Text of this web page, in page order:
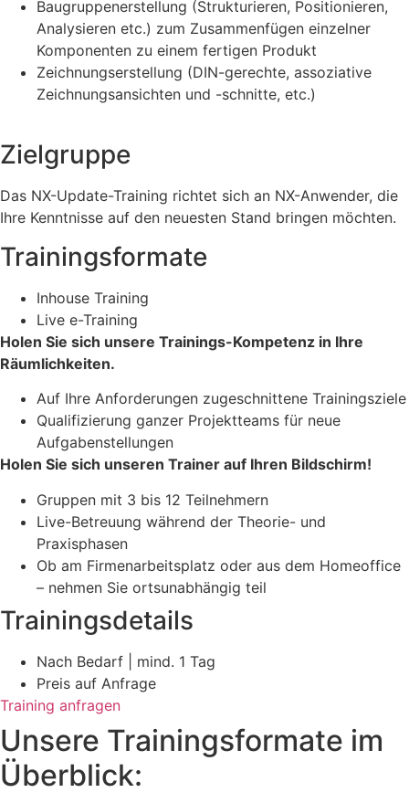
Baugruppenerstellung (Strukturieren, Positionieren,
Analysieren etc.) zum Zusammenfügen einzelner
Komponenten zu einem fertigen Produkt
Zeichnungserstellung (DIN-gerechte, assoziative
Zeichnungsansichten und -schnitte, etc.)
Zielgruppe
Das NX-Update-Training richtet sich an NX-Anwender, die
Ihre Kenntnisse auf den neuesten Stand bringen möchten.
Trainingsformate
Inhouse Training
Live e-Training
Holen Sie sich unsere Trainings-Kompetenz in Ihre
Räumlichkeiten.
Auf Ihre Anforderungen zugeschnittene Trainingsziele
Qualifizierung ganzer Projektteams für neue
Aufgabenstellungen
Holen Sie sich unseren Trainer auf Ihren Bildschirm!
Gruppen mit 3 bis 12 Teilnehmern
Live-Betreuung während der Theorie- und
Praxisphasen
Ob am Firmenarbeitsplatz oder aus dem Homeoffice
– nehmen Sie ortsunabhängig teil
Trainingsdetails
Nach Bedarf | mind. 1 Tag
Preis auf Anfrage
Training anfragen
Unsere Trainingsformate im
Überblick: